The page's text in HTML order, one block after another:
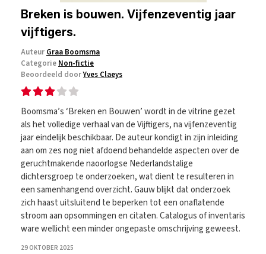
Breken is bouwen. Vijfenzeventig jaar
vijftigers.
Auteur Graa Boomsma
Categorie Non-fictie
Beoordeeld doorYves Claeys
Boomsma’s ‘Breken en Bouwen’ wordt in de vitrine gezet
als het volledige verhaal van de Vijftigers, na vijfenzeventig
jaar eindelijk beschikbaar. De auteur kondigt in zijn inleiding
aan om zes nog niet afdoend behandelde aspecten over de
geruchtmakende naoorlogse Nederlandstalige
dichtersgroep te onderzoeken, wat dient te resulteren in
een samenhangend overzicht. Gauw blijkt dat onderzoek
zich haast uitsluitend te beperken tot een onaflatende
stroom aan opsommingen en citaten. Catalogus of inventaris
ware wellicht een minder ongepaste omschrijving geweest.
29 OKTOBER 2025